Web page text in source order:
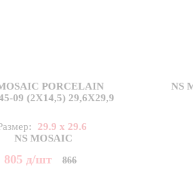
PORCELAIN
09 (2X14,5) 29,6X29,9
29.9 x 29.6
NS MOSAIC
805д/шт 866
NS